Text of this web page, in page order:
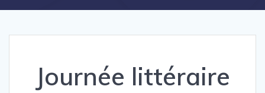
Journée littéraire